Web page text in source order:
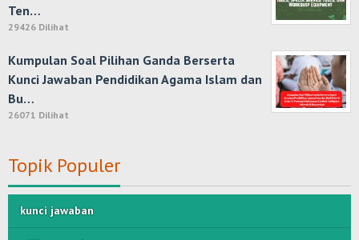
Ten…
29426 Dilihat
Kumpulan Soal Pilihan Ganda Berserta
Kunci Jawaban Pendidikan Agama Islam dan
Bu…
26071 Dilihat
Topik Populer
kunci jawaban